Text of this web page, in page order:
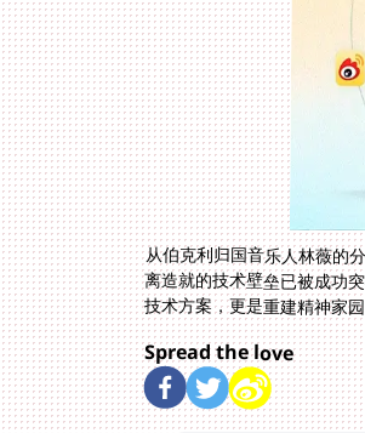
从伯克利归国音乐人林薇的
技术方案，更是重建精神家
Spread the love